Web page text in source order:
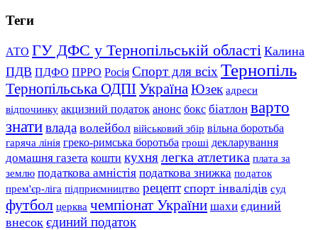
Теги
АТО ГУ ДФС у Тернопільській області Калина
ПДВ ПДФО ПРРО Росія Спорт для всіх Тернопіль
Тернопільська ОДПІУкраїна Юзек адреси
відпочинку акцизний податок анонс бокс біатлон варто
знативлада волейбол військовий збір вільна боротьба
гаряча лінія греко-римська боротьба гроші декларування
домашня газета кошти кухнялегка атлетика плата за
землю податкова амністія податкова знижка податок
прем'єр-ліга підприємництво рецепт спорт інвалідів суд
футбол церква чемпіонат України шахи єдиний
внесок єдиний податок